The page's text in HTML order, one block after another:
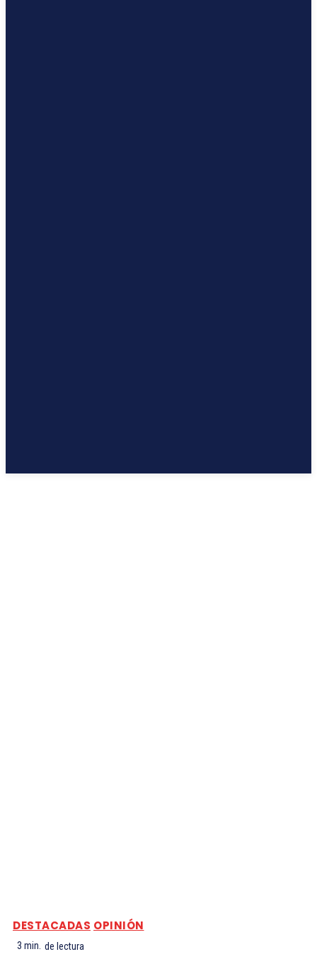
DESTACADAS OPINIÓN
3 min. de lectura